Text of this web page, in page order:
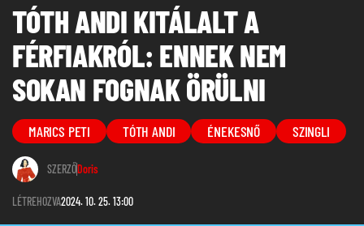
TÓTH ANDI KITÁLALT A
FÉRFIAKRÓL: ENNEK NEM
SOKAN FOGNAK ÖRÜLNI
MARICS PETI TÓTH ANDI ÉNEKESNŐ SZINGLI
SZERZŐDoris
LÉTREHOZVA2024. 10. 25. 13:00